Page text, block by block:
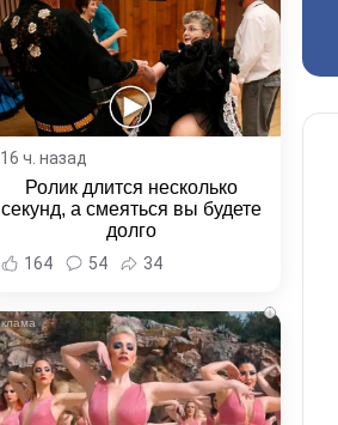
16 ч. назад
Ролик длится несколько
секунд, а смеяться вы будете
долго
164 54 34
i